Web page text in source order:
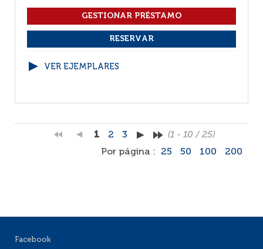
VER EJEMPLARES
1 2 3
(1 - 10 / 25)
Por página :
25 50 100 200
Facebook